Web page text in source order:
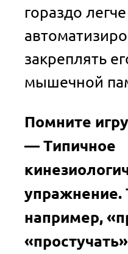
гораздо легче
закреплять
мышечной
Помните
— Типичное
например,